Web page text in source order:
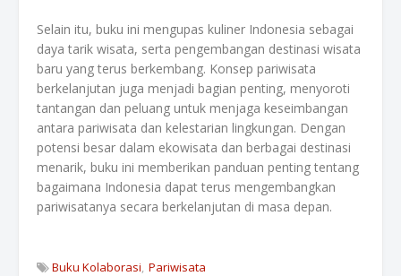
Selain itu, buku ini mengupas kuliner Indonesia sebagai
daya tarik wisata, serta pengembangan destinasi wisata
baru yang terus berkembang. Konsep pariwisata
berkelanjutan juga menjadi bagian penting, menyoroti
tantangan dan peluang untuk menjaga keseimbangan
antara pariwisata dan kelestarian lingkungan. Dengan
potensi besar dalam ekowisata dan berbagai destinasi
menarik, buku ini memberikan panduan penting tentang
bagaimana Indonesia dapat terus mengembangkan
pariwisatanya secara berkelanjutan di masa depan.
Buku Kolaborasi Pariwisata